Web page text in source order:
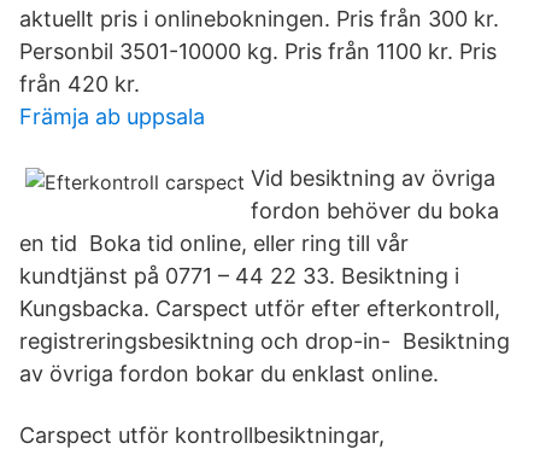
aktuellt pris i onlinebokningen. Pris från 300 kr.
Personbil 3501-10000 kg. Pris från 1100 kr. Pris
från 420 kr.
Främja ab uppsala
Vid besiktning av övriga
fordon behöver du boka
en tid Boka tid online, eller ring till vår
kundtjänst på 0771 – 44 22 33. Besiktning i
Kungsbacka. Carspect utför efter efterkontroll,
registreringsbesiktning och drop-in- Besiktning
av övriga fordon bokar du enklast online.
Carspect utför kontrollbesiktningar,